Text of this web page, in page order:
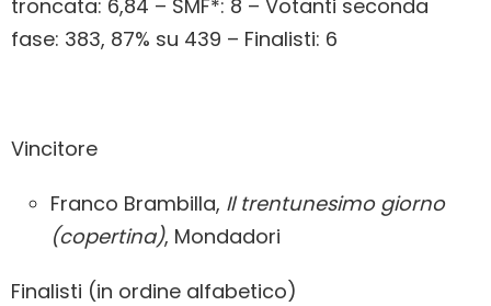
troncata: 6,84 – SMF*: 8 – Votanti seconda
fase: 383, 87% su 439 – Finalisti: 6
Vincitore
Franco Brambilla, Il trentunesimo giorno
(copertina), Mondadori
Finalisti (in ordine alfabetico)